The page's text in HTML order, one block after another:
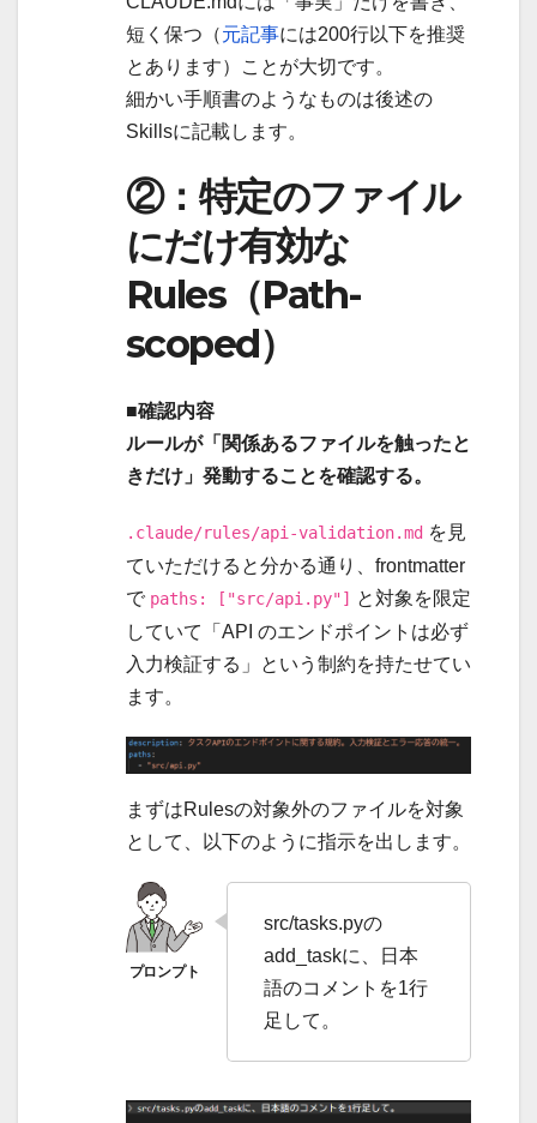
短く保つ（元記事には200行以下を推奨
とあります）ことが大切です。
細かい手順書のようなものは後述の
Skillsに記載します。
②：特定のファイル
にだけ有効な
Rules（Path-
scoped）
■確認内容
ルールが「関係あるファイルを触ったと
きだけ」発動することを確認する。
.claude/rules/api-validation.md を見
ていただけると分かる通り、frontmatter
で paths: ["src/api.py"]
と対象を限定
していて「API のエンドポイントは必ず
入力検証する」という制約を持たせてい
ます。
まずはRulesの対象外のファイルを対象
として、以下のように指示を出します。
src/tasks.pyの
add_taskに、日本
語のコメントを1行
足して。